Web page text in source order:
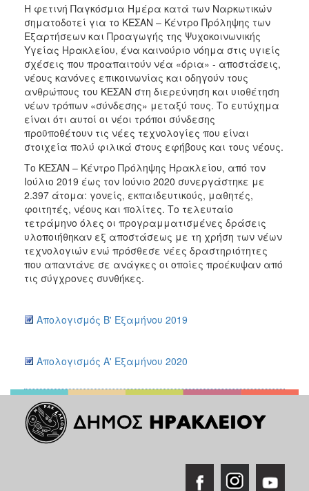
Η φετινή Παγκόσμια Ημέρα κατά των Ναρκωτικών
σηματοδοτεί για το ΚΕΣΑΝ – Κέντρο Πρόληψης των
Εξαρτήσεων και Προαγωγής της Ψυχοκοινωνικής
Υγείας Ηρακλείου, ένα καινούριο νόημα στις υγιείς
σχέσεις που προαπαιτούν νέα «όρια» - αποστάσεις,
νέους κανόνες επικοινωνίας και οδηγούν τους
ανθρώπους του ΚΕΣΑΝ στη διερεύνηση και υιοθέτηση
νέων τρόπων «σύνδεσης» μεταξύ τους. Το ευτύχημα
είναι ότι αυτοί οι νέοι τρόποι σύνδεσης
προϋποθέτουν τις νέες τεχνολογίες που είναι
στοιχεία πολύ φιλικά στους εφήβους και τους νέους.
Το ΚΕΣΑΝ – Κέντρο Πρόληψης Ηρακλείου, από τον
Ιούλιο 2019 έως τον Ιούνιο 2020 συνεργάστηκε με
2.397 άτομα: γονείς, εκπαιδευτικούς, μαθητές,
φοιτητές, νέους και πολίτες. Το τελευταίο
τετράμηνο όλες οι προγραμματισμένες δράσεις
υλοποιήθηκαν εξ αποστάσεως με τη χρήση των νέων
τεχνολογιών ενώ πρόσθεσε νέες δραστηριότητες
που απαντάνε σε ανάγκες οι οποίες προέκυψαν από
τις σύγχρονες συνθήκες.
Απολογισμός Β' Εξαμήνου 2019
Απολογισμός Α' Εξαμήνου 2020